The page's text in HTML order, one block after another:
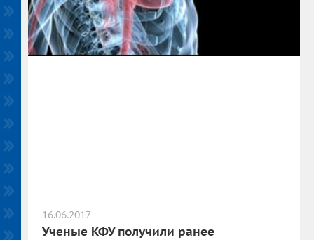
16.06.2017
Ученые КФУ получили ранее